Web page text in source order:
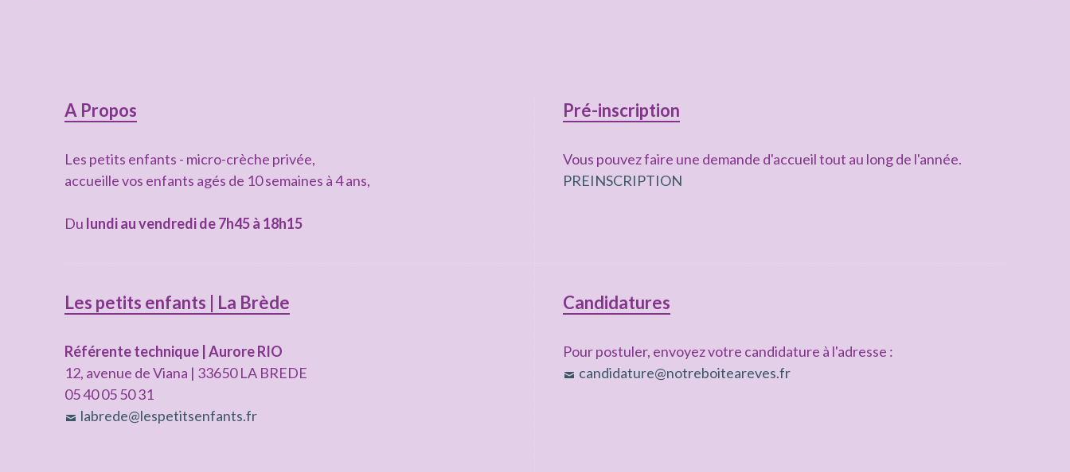
Colonne
subsidiaire
A Propos
Les petits enfants - micro-crèche privée,
accueille vos enfants agés de 10 semaines à 4 ans,
Du lundi au vendredi de 7h45 à 18h15
Pré-inscription
Vous pouvez faire une demande d'accueil tout au long de l'année.
PREINSCRIPTION
Les petits enfants | La Brède
Référente technique | Aurore RIO
12, avenue de Viana | 33650 LA BREDE
05 40 05 50 31
labrede@lespetitsenfants.fr
Candidatures
Pour postuler, envoyez votre candidature à l'adresse :
candidature@notreboiteareves.fr